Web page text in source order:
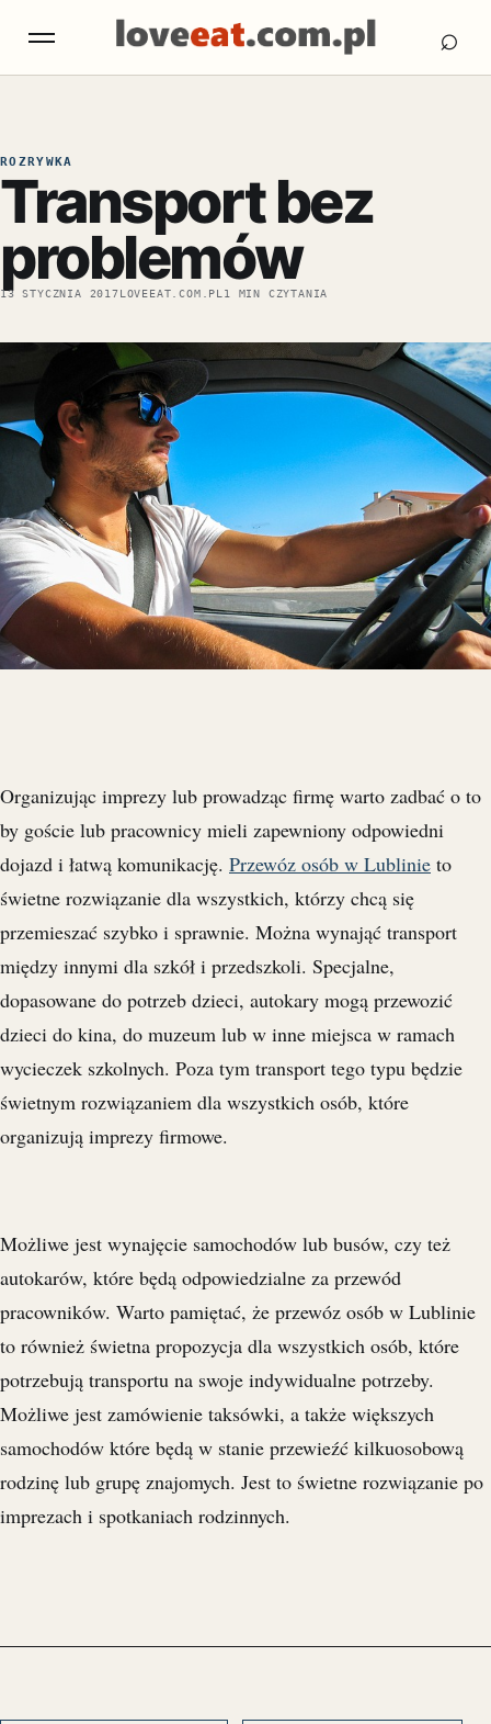
Otwórz menu ⌕
ROZRYWKA
Transport bez
problemów
13 STYCZNIA 2017LOVEEAT.COM.PL 1 MIN CZYTANIA
Organizując imprezy lub prowadząc firmę warto zadbać o to
by goście lub pracownicy mieli zapewniony odpowiedni
dojazd i łatwą komunikację. Przewóz osób w Lublinie to
świetne rozwiązanie dla wszystkich, którzy chcą się
przemieszać szybko i sprawnie. Można wynająć transport
między innymi dla szkół i przedszkoli. Specjalne,
dopasowane do potrzeb dzieci, autokary mogą przewozić
dzieci do kina, do muzeum lub w inne miejsca w ramach
wycieczek szkolnych. Poza tym transport tego typu będzie
świetnym rozwiązaniem dla wszystkich osób, które
organizują imprezy firmowe.
Możliwe jest wynajęcie samochodów lub busów, czy też
autokarów, które będą odpowiedzialne za przewód
pracowników. Warto pamiętać, że przewóz osób w Lublinie
to również świetna propozycja dla wszystkich osób, które
potrzebują transportu na swoje indywidualne potrzeby.
Możliwe jest zamówienie taksówki, a także większych
samochodów które będą w stanie przewieźć kilkuosobową
rodzinę lub grupę znajomych. Jest to świetne rozwiązanie po
imprezach i spotkaniach rodzinnych.